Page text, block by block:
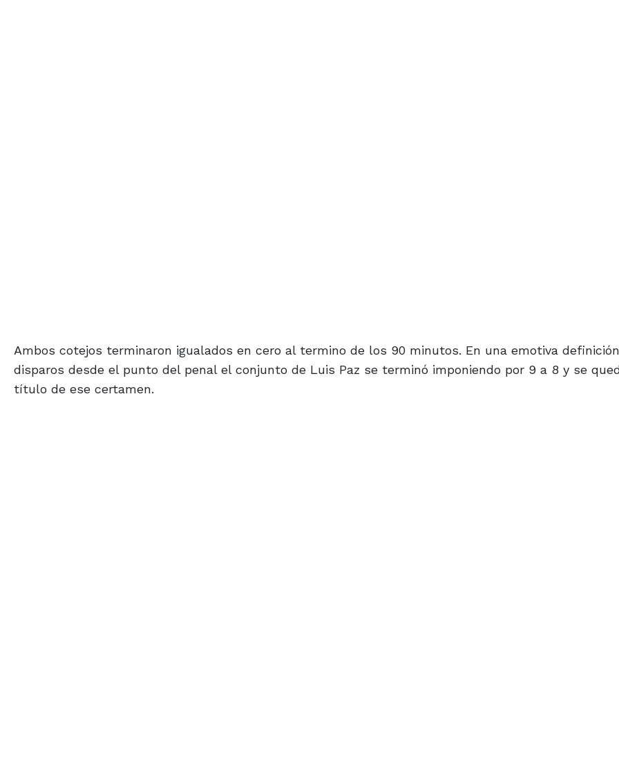
Ambos cotejos terminaron igualados en cero al termino de los 90 minutos. En una emotiva
disparos desde el punto del penal el conjunto de Luis Paz se terminó imponiendo por 9 a 8 y se
título de ese certamen.